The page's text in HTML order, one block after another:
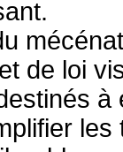
de loi